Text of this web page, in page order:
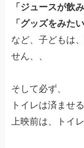
「ジュースが飲
「グッズをみたい
など、子どもは
せん、、
そして必ず、
トイレは済ませる
上映前は、トイ